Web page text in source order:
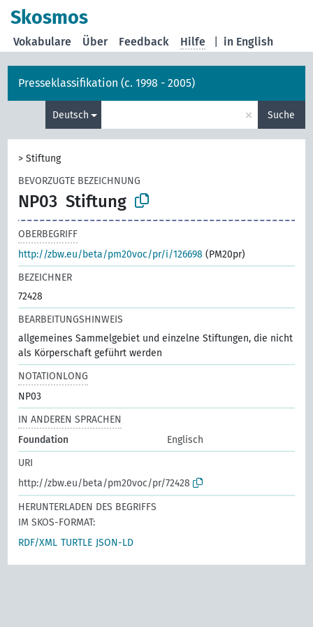
Skosmos
in English
Vokabulare Über Feedback Hilfe
Presseklassifikation (c. 1998 - 2005)
Deutsch × Suche
>Stiftung
BEVORZUGTE BEZEICHNUNG
NP03 Stiftung
OBERBEGRIFF
http://zbw.eu/beta/pm20voc/pr/i/126698 (PM20pr)
BEZEICHNER
72428
BEARBEITUNGSHINWEIS
allgemeines Sammelgebiet und einzelne Stiftungen, die nicht
als Körperschaft geführt werden
NOTATIONLONG
NP03
IN ANDEREN SPRACHEN
Foundation
Englisch
URI
http://zbw.eu/beta/pm20voc/pr/72428
HERUNTERLADEN DES BEGRIFFS
IM SKOS-FORMAT:
RDF/XML TURTLE JSON-LD